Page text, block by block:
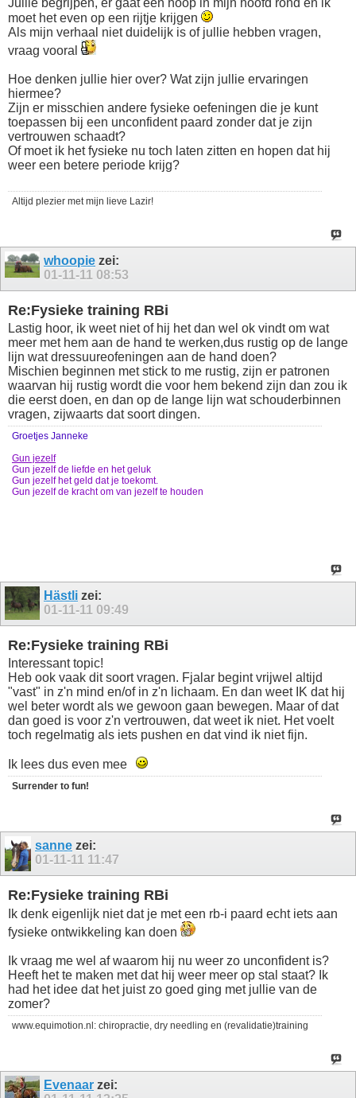
Jullie begrijpen, er gaat een hoop in mijn hoofd rond en ik
moet het even op een rijtje krijgen
Als mijn verhaal niet duidelijk is of jullie hebben vragen,
vraag vooral
Hoe denken jullie hier over? Wat zijn jullie ervaringen
hiermee?
Zijn er misschien andere fysieke oefeningen die je kunt
toepassen bij een unconfident paard zonder dat je zijn
vertrouwen schaadt?
Of moet ik het fysieke nu toch laten zitten en hopen dat hij
weer een betere periode krijg?
Altijd plezier met mijn lieve Lazir!
whoopie zei:
01-11-11 08:53
Re:Fysieke training RBi
Lastig hoor, ik weet niet of hij het dan wel ok vindt om wat
meer met hem aan de hand te werken,dus rustig op de lange
lijn wat dressuureofeningen aan de hand doen?
Mischien beginnen met stick to me rustig, zijn er patronen
waarvan hij rustig wordt die voor hem bekend zijn dan zou ik
die eerst doen, en dan op de lange lijn wat schouderbinnen
vragen, zijwaarts dat soort dingen.
Groetjes Janneke
Gun jezelf
Gun jezelf de liefde en het geluk
Gun jezelf het geld dat je toekomt.
Gun jezelf de kracht om van jezelf te houden
Hästli zei:
01-11-11 09:49
Re:Fysieke training RBi
Interessant topic!
Heb ook vaak dit soort vragen. Fjalar begint vrijwel altijd
"vast" in z'n mind en/of in z'n lichaam. En dan weet IK dat hij
wel beter wordt als we gewoon gaan bewegen. Maar of dat
dan goed is voor z'n vertrouwen, dat weet ik niet. Het voelt
toch regelmatig als iets pushen en dat vind ik niet fijn.
Ik lees dus even mee
Surrender to fun!
sanne zei:
01-11-11 11:47
Re:Fysieke training RBi
Ik denk eigenlijk niet dat je met een rb-i paard echt iets aan
fysieke ontwikkeling kan doen
Ik vraag me wel af waarom hij nu weer zo unconfident is?
Heeft het te maken met dat hij weer meer op stal staat? Ik
had het idee dat het juist zo goed ging met jullie van de
zomer?
www.equimotion.nl: chiropractie, dry needling en (revalidatie)training
Evenaar zei: